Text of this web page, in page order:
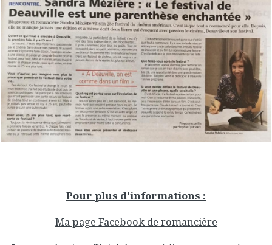
Pour plus d'informations :
Ma page Facebook de romancière